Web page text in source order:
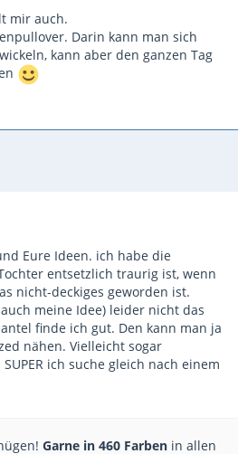
mir auch.
Darin kann man sich
kann aber den ganzen Tag
Eure Ideen. ich habe die
entsetzlich traurig ist, wenn
nicht-deckiges geworden ist.
meine Idee) leider nicht das
finde ich gut. Den kann man ja
nähen. Vielleicht sogar
ich suche gleich nach einem
Garne in 460 Farben in allen